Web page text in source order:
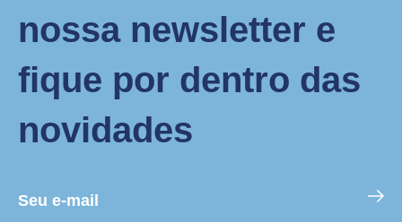
nossa newsletter e
fique por dentro das
novidades